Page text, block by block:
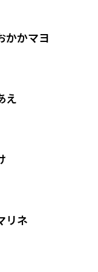
かかマヨ
え
リネ